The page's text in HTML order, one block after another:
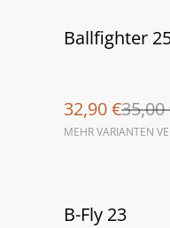
%
Ballfighter
32,90 €35,00
MEHR VARIANTEN
%
B-Fly 23